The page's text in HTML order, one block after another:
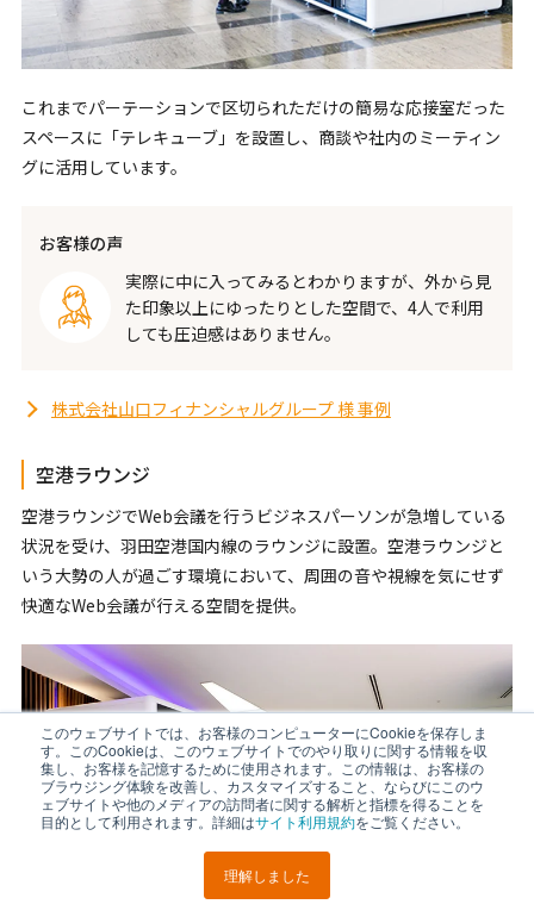
このウェブサイトでは、お客様のコンピューターにCookieを保存しま
す。このCookieは、このウェブサイトでのやり取りに関する情報を収
集し、お客様を記憶するために使用されます。この情報は、お客様の
ブラウジング体験を改善し、カスタマイズすること、ならびにこのウ
ェブサイトや他のメディアの訪問者に関する解析と指標を得ることを
目的として利用されます。詳細はサイト利用規約をご覧ください。
理解しました
これまでパーテーションで区切られただけの簡易な応接室だった
スペースに「テレキューブ」を設置し、商談や社内のミーティン
グに活用しています。
お客様の声
実際に中に入ってみるとわかりますが、外から見
た印象以上にゆったりとした空間で、4人で利用
しても圧迫感はありません。
株式会社山口フィナンシャルグループ 様 事例
空港ラウンジ
空港ラウンジでWeb会議を行うビジネスパーソンが急増している
状況を受け、羽田空港国内線のラウンジに設置。空港ラウンジと
いう大勢の人が過ごす環境において、周囲の音や視線を気にせず
快適なWeb会議が行える空間を提供。